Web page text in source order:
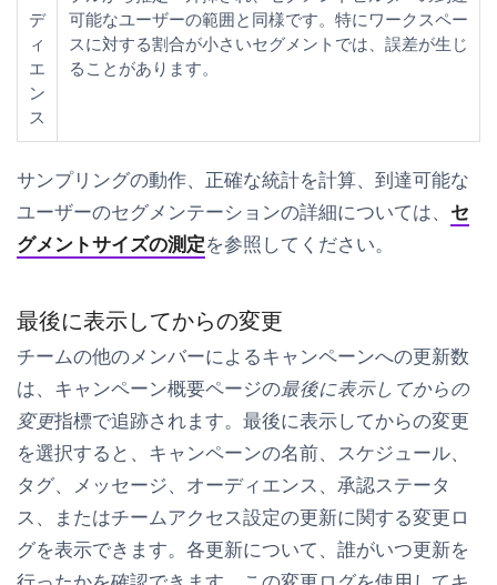
デ
ィ
エ
ン
ス
可能なユーザーの範囲と同様です。特にワークスペー
スに対する割合が小さいセグメントでは、誤差が生じ
ることがあります。
サンプリングの動作、 正確な統計を計算、 到達可能な
ユーザーのセグメンテーションの詳細については、 セ
グメントサイズの測定を参照してください。
最後に表示してからの変更
チームの他のメンバーによるキャンペーンへの更新数
は、キャンペーン概要ページの最後に表示してからの
変更指標で追跡されます。 最後に表示してからの変更
を選択すると、キャンペーンの名前、スケジュール、
タグ、メッセージ、オーディエンス、承認ステータ
ス、またはチームアクセス設定の更新に関する変更ロ
グを表示できます。各更新について、誰がいつ更新を